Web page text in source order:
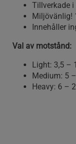
Tillverkade
Miljövänlig!
Innehåller
Val av motstånd:
Light: 3,5 –
Medium: 5
Heavy: 6 –